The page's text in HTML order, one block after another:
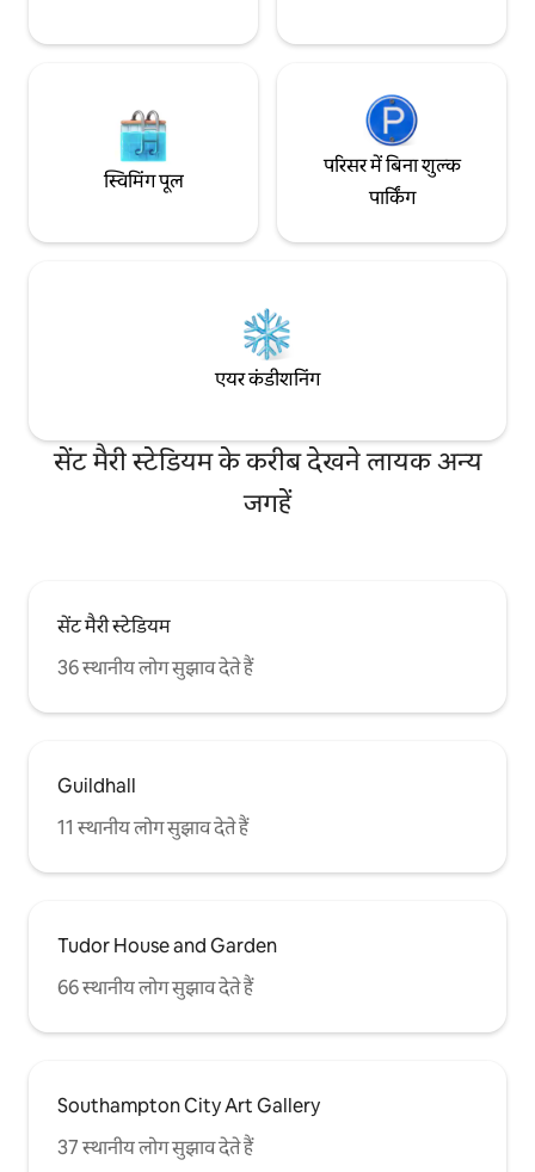
स्विमिंग पूल
परिसर में बिना शुल्क
पार्किंग
एयर कंडीशनिंग
सेंट मैरी स्टेडियम के करीब देखने लायक अन्य
जगहें
सेंट मैरी स्टेडियम
36 स्थानीय लोग सुझाव देते हैं
Guildhall
11 स्थानीय लोग सुझाव देते हैं
Tudor House and Garden
66 स्थानीय लोग सुझाव देते हैं
Southampton City Art Gallery
37 स्थानीय लोग सुझाव देते हैं